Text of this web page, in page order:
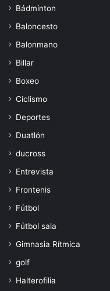
Bádminton
Baloncesto
Balonmano
Billar
Boxeo
Ciclismo
Deportes
Duatlón
ducross
Entrevista
Frontenis
Fútbol
Fútbol sala
Gimnasia Rítmica
golf
Halterofilia